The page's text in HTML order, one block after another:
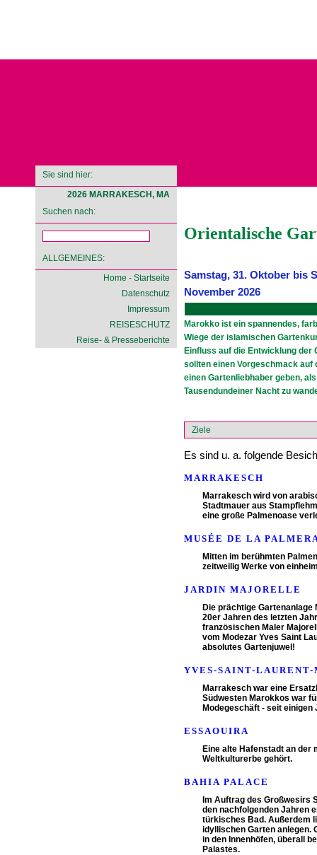
Sie sind hier:
2026 MARRAKESCH, MA
Suchen nach:
ALLGEMEINES:
Home - Startseite
Datenschutz
Impressum
REISESCHUTZ
Reise- & Presseberichte
Orientalische
Samstag, 31. Oktober bis
November 2026
Marokko ist ein spannendes,
Wiege der islamischen
Einfluss auf die Entwicklung der
sollten einen Vorgeschmack auf
einen Gartenliebhaber geben,
Tausendundeiner Nacht zu
Ziele
Es sind u. a. folgende
MARRAKESCH
Marrakesch wird von
Stadtmauer aus
eine große Palmenoase
MUSÉE DE LA
Mitten im berühmten
zeitweilig Werke von
JARDIN MAJORELLE
Die prächtige Gartenanlage
20er Jahren des letzten
französischen Maler
vom Modezar Yves Saint
absolutes Gartenjuwel!
YVES-SAINT-LAURENT-
Marrakesch war eine
Südwesten Marokkos war
Modegeschäft - seit
ESSAOUIRA
Eine alte Hafenstadt an
Weltkulturerbe gehört.
BAHIA PALACE
Im Auftrag des Großwesirs
den nachfolgenden Jahren
türkisches Bad. Außerdem
idyllischen Garten anlegen.
in den Innenhöfen, überall
Palastes.